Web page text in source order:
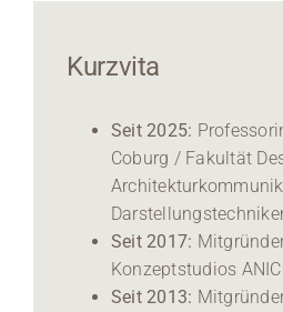
Kurzvita
Seit 2025:
Coburg / Fakultät
Seit 2017:
Konzeptstudios
Seit 2013: